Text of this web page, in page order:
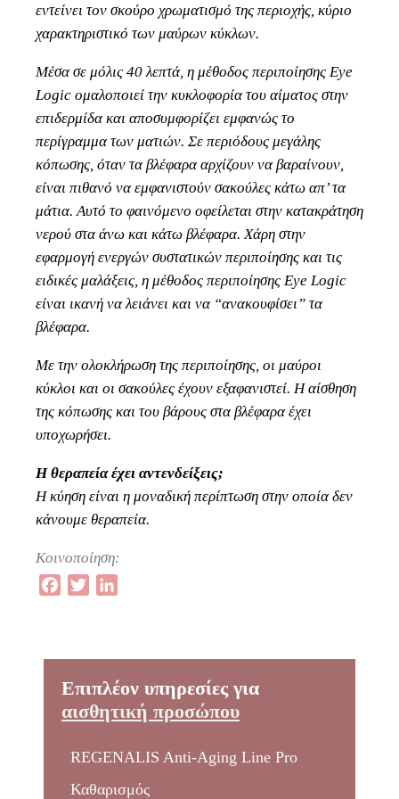
εντείνει τον σκούρο χρωματισμό της περιοχής, κύριο
χαρακτηριστικό των μαύρων κύκλων.
Μέσα σε μόλις 40 λεπτά, η μέθοδος περιποίησης Eye
Logic ομαλοποιεί την κυκλοφορία του αίματος στην
επιδερμίδα και αποσυμφορίζει εμφανώς το
περίγραμμα των ματιών. Σε περιόδους μεγάλης
κόπωσης, όταν τα βλέφαρα αρχίζουν να βαραίνουν,
είναι πιθανό να εμφανιστούν σακούλες κάτω απ’ τα
μάτια. Αυτό το φαινόμενο οφείλεται στην κατακράτηση
νερού στα άνω και κάτω βλέφαρα. Χάρη στην
εφαρμογή ενεργών συστατικών περιποίησης και τις
ειδικές μαλάξεις, η μέθοδος περιποίησης Eye Logic
είναι ικανή να λειάνει και να “ανακουφίσει” τα
βλέφαρα.
Με την ολοκλήρωση της περιποίησης, οι μαύροι
κύκλοι και οι σακούλες έχουν εξαφανιστεί. Η αίσθηση
της κόπωσης και του βάρους στα βλέφαρα έχει
υποχωρήσει.
Η θεραπεία έχει αντενδείξεις;
Η κύηση είναι η μοναδική περίπτωση στην οποία δεν
κάνουμε θεραπεία.
Κοινοποίηση:
Facebook
Twitter
Επιπλέον υπηρεσίες για
αισθητική προσώπου
REGENALIS Anti-Aging Line Pro
Καθαρισμός